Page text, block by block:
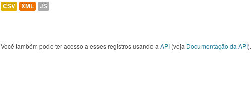
CSV XML JS
Você também pode ter acesso a esses registros usando a API (veja Documentação da API).